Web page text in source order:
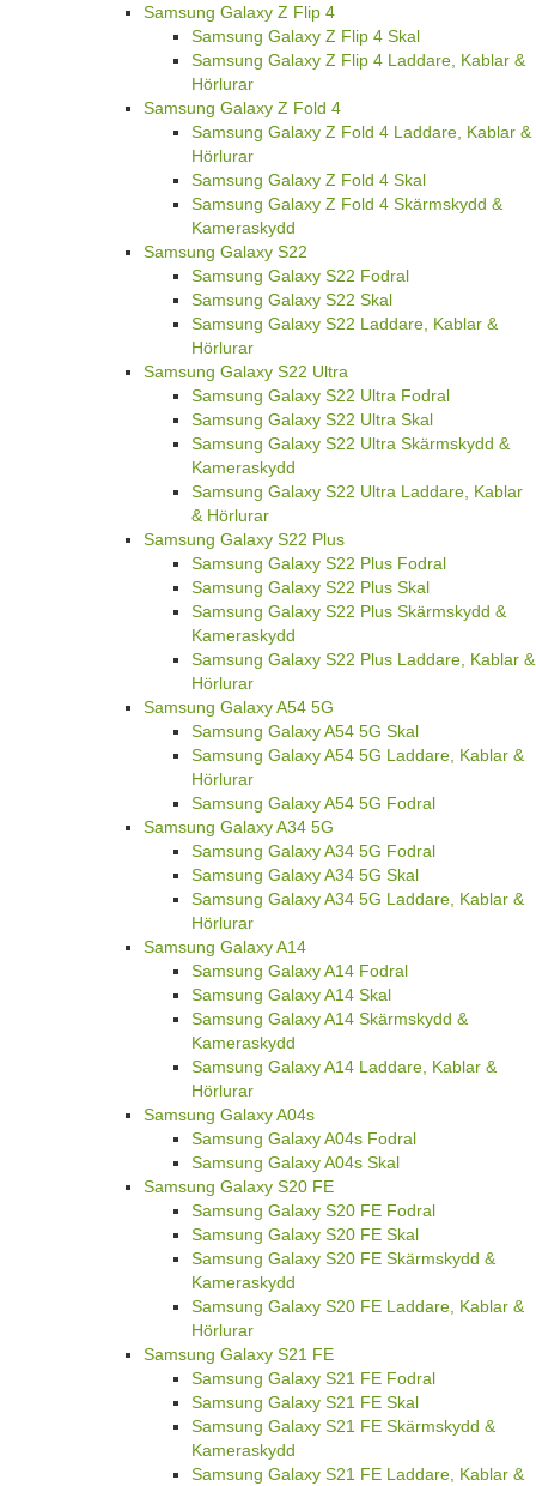
Samsung Galaxy Z Flip 4
Samsung Galaxy Z Flip 4 Skal
Samsung Galaxy Z Flip 4 Laddare, Kablar &
Hörlurar
Samsung Galaxy Z Fold 4
Samsung Galaxy Z Fold 4 Laddare, Kablar &
Hörlurar
Samsung Galaxy Z Fold 4 Skal
Samsung Galaxy Z Fold 4 Skärmskydd &
Kameraskydd
Samsung Galaxy S22
Samsung Galaxy S22 Fodral
Samsung Galaxy S22 Skal
Samsung Galaxy S22 Laddare, Kablar &
Hörlurar
Samsung Galaxy S22 Ultra
Samsung Galaxy S22 Ultra Fodral
Samsung Galaxy S22 Ultra Skal
Samsung Galaxy S22 Ultra Skärmskydd &
Kameraskydd
Samsung Galaxy S22 Ultra Laddare, Kablar
& Hörlurar
Samsung Galaxy S22 Plus
Samsung Galaxy S22 Plus Fodral
Samsung Galaxy S22 Plus Skal
Samsung Galaxy S22 Plus Skärmskydd &
Kameraskydd
Samsung Galaxy S22 Plus Laddare, Kablar &
Hörlurar
Samsung Galaxy A54 5G
Samsung Galaxy A54 5G Skal
Samsung Galaxy A54 5G Laddare, Kablar &
Hörlurar
Samsung Galaxy A54 5G Fodral
Samsung Galaxy A34 5G
Samsung Galaxy A34 5G Fodral
Samsung Galaxy A34 5G Skal
Samsung Galaxy A34 5G Laddare, Kablar &
Hörlurar
Samsung Galaxy A14
Samsung Galaxy A14 Fodral
Samsung Galaxy A14 Skal
Samsung Galaxy A14 Skärmskydd &
Kameraskydd
Samsung Galaxy A14 Laddare, Kablar &
Hörlurar
Samsung Galaxy A04s
Samsung Galaxy A04s Fodral
Samsung Galaxy A04s Skal
Samsung Galaxy S20 FE
Samsung Galaxy S20 FE Fodral
Samsung Galaxy S20 FE Skal
Samsung Galaxy S20 FE Skärmskydd &
Kameraskydd
Samsung Galaxy S20 FE Laddare, Kablar &
Hörlurar
Samsung Galaxy S21 FE
Samsung Galaxy S21 FE Fodral
Samsung Galaxy S21 FE Skal
Samsung Galaxy S21 FE Skärmskydd &
Kameraskydd
Samsung Galaxy S21 FE Laddare, Kablar &